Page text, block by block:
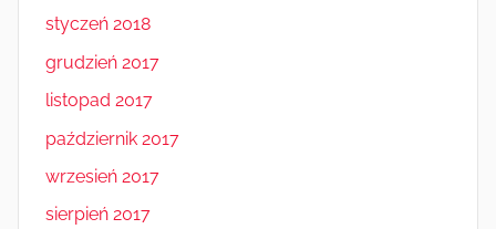
styczeń 2018
grudzień 2017
listopad 2017
październik 2017
wrzesień 2017
sierpień 2017